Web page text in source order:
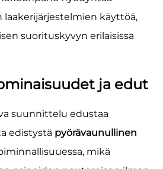
käyttöä,
suorituskyvyn erilaisissa
ja edut
suunnittelu edustaa
edistystä pyörävaunullinen
mikä